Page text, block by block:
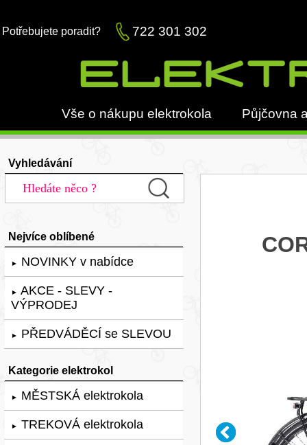
Potřebujete poradit? 722 301 302
Vše o nákupu elektrokola Půjčovna
Vyhledávání
Nejvíce oblíbené
► NOVINKY v nabídce
► AKCE - SLEVY -
VÝPRODEJ
► PŘEDVÁDĚCÍ se SLEVOU
Kategorie elektrokol
► MĚSTSKÁ elektrokola
► TREKOVÁ elektrokola